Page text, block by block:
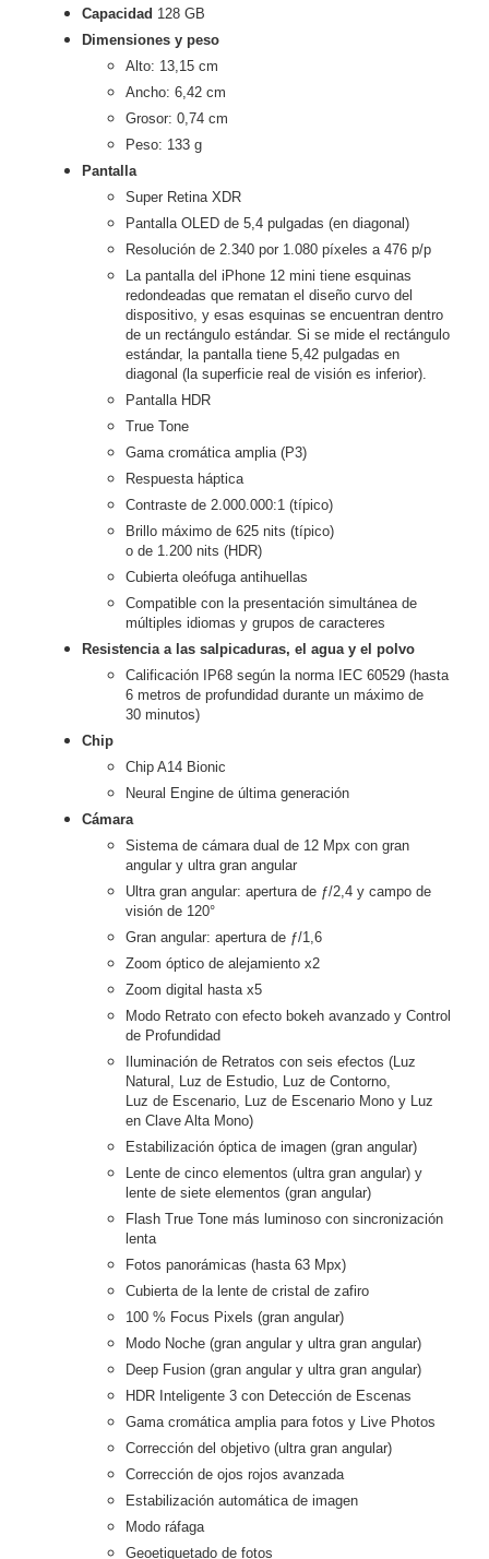
Capacidad 128 GB
Dimensiones y peso
Alto: 13,15 cm
Ancho: 6,42 cm
Grosor: 0,74 cm
Peso: 133 g
Pantalla
Super Retina XDR
Pantalla OLED de 5,4 pulgadas (en diagonal)
Resolución de 2.340 por 1.080 píxeles a 476 p/p
La pantalla del iPhone 12 mini tiene esquinas
redondeadas que rematan el diseño curvo del
dispositivo, y esas esquinas se encuentran dentro
de un rectángulo estándar. Si se mide el rectángulo
estándar, la pantalla tiene 5,42 pulgadas en
diagonal (la superficie real de visión es inferior).
Pantalla HDR
True Tone
Gama cromática amplia (P3)
Respuesta háptica
Contraste de 2.000.000:1 (típico)
Brillo máximo de 625 nits (típico)
o de 1.200 nits (HDR)
Cubierta oleófuga antihuellas
Compatible con la presentación simultánea de
múltiples idiomas y grupos de caracteres
Resistencia a las salpicaduras, el agua y el polvo
Calificación IP68 según la norma IEC 60529 (hasta
6 metros de profundidad durante un máximo de
30 minutos)
Chip
Chip A14 Bionic
Neural Engine de última generación
Cámara
Sistema de cámara dual de 12 Mpx con gran
angular y ultra gran angular
Ultra gran angular: apertura de ƒ/2,4 y campo de
visión de 120°
Gran angular: apertura de ƒ/1,6
Zoom óptico de alejamiento x2
Zoom digital hasta x5
Modo Retrato con efecto bokeh avanzado y Control
de Profundidad
Iluminación de Retratos con seis efectos (Luz
Natural, Luz de Estudio, Luz de Contorno,
Luz de Escenario, Luz de Escenario Mono y Luz
en Clave Alta Mono)
Estabilización óptica de imagen (gran angular)
Lente de cinco elementos (ultra gran angular) y
lente de siete elementos (gran angular)
Flash True Tone más luminoso con sincronización
lenta
Fotos panorámicas (hasta 63 Mpx)
Cubierta de la lente de cristal de zafiro
100 % Focus Pixels (gran angular)
Modo Noche (gran angular y ultra gran angular)
Deep Fusion (gran angular y ultra gran angular)
HDR Inteligente 3 con Detección de Escenas
Gama cromática amplia para fotos y Live Photos
Corrección del objetivo (ultra gran angular)
Corrección de ojos rojos avanzada
Estabilización automática de imagen
Modo ráfaga
Geoetiquetado de fotos